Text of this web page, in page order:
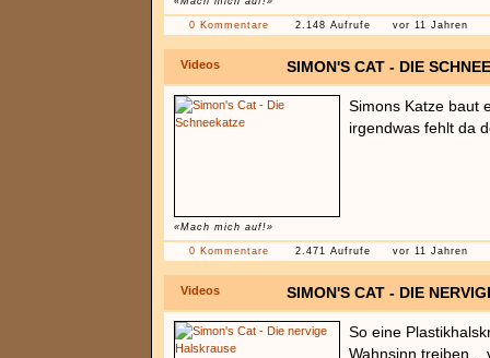
0 Kommentare 2.148 Aufrufe vor 11 Jahren
Videos SIMON'S CAT - DIE
«Mach mich auf!»
Simons Katze baut
irgendwas fehlt da
0 Kommentare 2.471 Aufrufe vor 11 Jahren
Videos SIMON'S CAT - DIE
So eine
Wahnsinn treiben...